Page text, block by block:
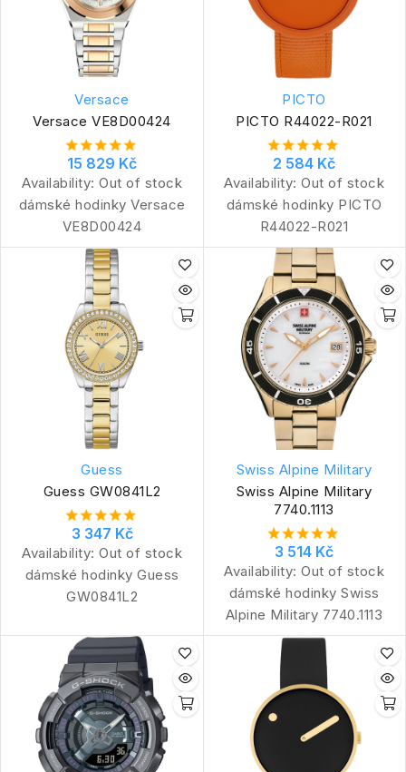
Versace
Versace VE8D00424
15 829 Kč
Availability: Out of stock
dámské hodinky Versace
VE8D00424
PICTO
PICTO R44022-R021
2 584 Kč
Availability: Out of stock
dámské hodinky PICTO
R44022-R021
Guess
Guess GW0841L2
3 347 Kč
Availability: Out of stock
dámské hodinky Guess
GW0841L2
Swiss Alpine Military
Swiss Alpine Military
7740.1113
3 514 Kč
Availability: Out of stock
dámské hodinky Swiss
Alpine Military 7740.1113